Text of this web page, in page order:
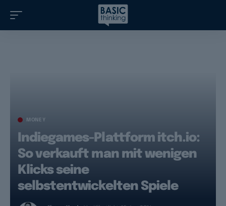
MONEY
Indiegames-Plattform itch.io:
So verkauft man mit wenigen
Klicks seine
selbstentwickelten Spiele